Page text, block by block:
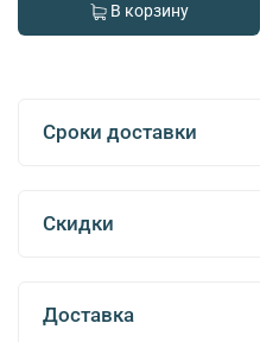
В корзину
Сроки доставки
Скидки
Доставка